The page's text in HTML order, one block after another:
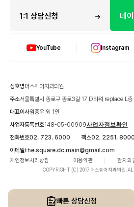
빠른 상담신청
1:1 상담신청 네
YouTube Instagram
상호명더스퀘어치과의원
주소서울특별시 종로구 종로3길 17 D타워 replace L
대표이사임종우 외 1인
사업자등록번호148-05-00909사업자정보확인
전화번호02. 723. 6000 팩스02. 2251. 8000
이메일the.square.dc.main@gmail.com
개인정보처리방침 이용약관 환자의
COPYRIGHT (C) 2017 더스퀘어치과의원.